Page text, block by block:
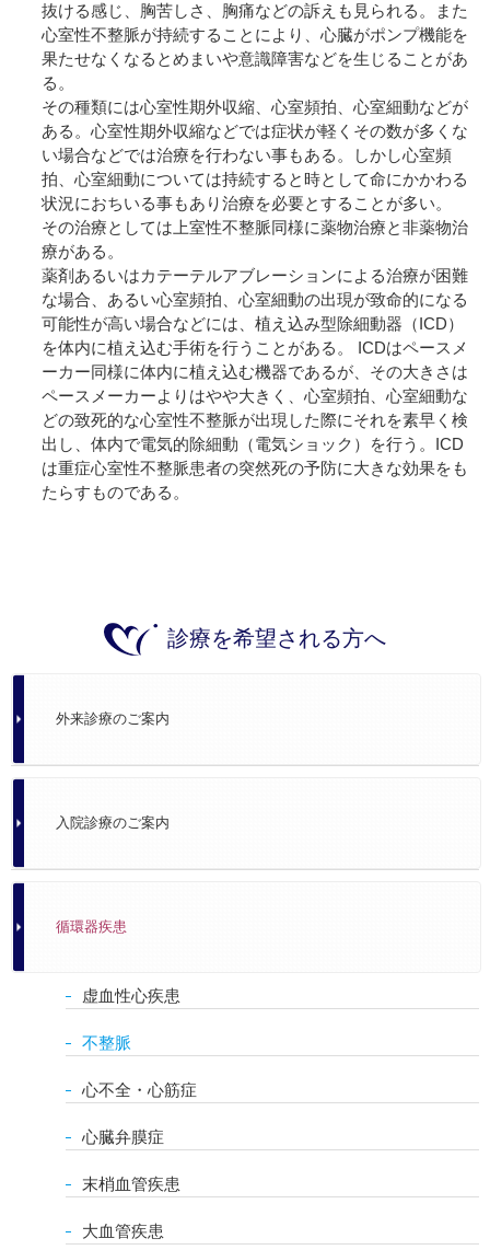
抜ける感じ、胸苦しさ、胸痛などの訴えも見られる。また
心室性不整脈が持続することにより、心臓がポンプ機能を
果たせなくなるとめまいや意識障害などを生じることがあ
る。
その種類には心室性期外収縮、心室頻拍、心室細動などが
ある。心室性期外収縮などでは症状が軽くその数が多くな
い場合などでは治療を行わない事もある。しかし心室頻
拍、心室細動については持続すると時として命にかかわる
状況におちいる事もあり治療を必要とすることが多い。
その治療としては上室性不整脈同様に薬物治療と非薬物治
療がある。
薬剤あるいはカテーテルアブレーションによる治療が困難
な場合、あるい心室頻拍、心室細動の出現が致命的になる
可能性が高い場合などには、植え込み型除細動器（ICD）
を体内に植え込む手術を行うことがある。 ICDはペースメ
ーカー同様に体内に植え込む機器であるが、その大きさは
ペースメーカーよりはやや大きく、心室頻拍、心室細動な
どの致死的な心室性不整脈が出現した際にそれを素早く検
出し、体内で電気的除細動（電気ショック）を行う。ICD
は重症心室性不整脈患者の突然死の予防に大きな効果をも
たらすものである。
診療を希望される方へ
外来診療のご案内
入院診療のご案内
循環器疾患
虚血性心疾患
不整脈
心不全・心筋症
心臓弁膜症
末梢血管疾患
大血管疾患